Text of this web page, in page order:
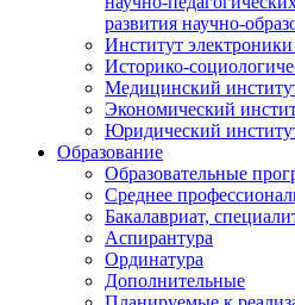
развития научно-
Институт
Историко-
Медицинский
Экономический
Юридический
Образование
Образовательные
Среднее
Бакалавриат,
Аспирантура
Ординатура
Дополнительные